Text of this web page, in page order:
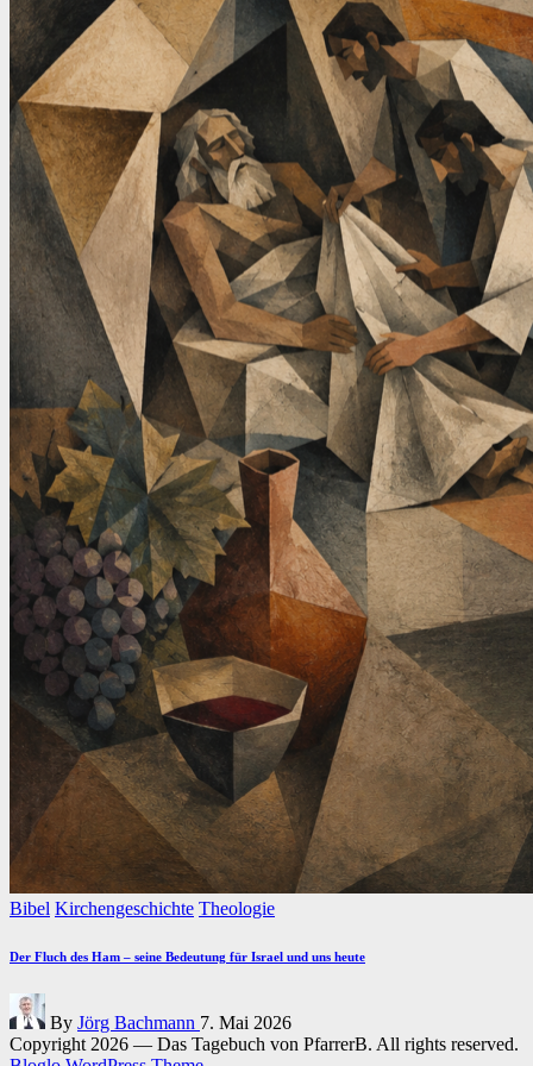
Posted
Bibel Kirchengeschichte Theologie
Der Fluch des Ham – seine Bedeutung für Israel und uns heute
Posted
by
By Jörg Bachmann 7. Mai 2026
Copyright 2026 — Das Tagebuch von PfarrerB. All rights reserved.